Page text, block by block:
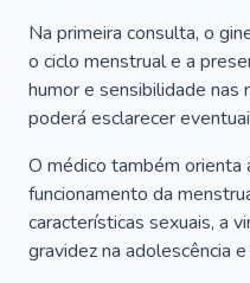
Na primeira consulta, o
o ciclo menstrual e a
humor e sensibilidade nas
poderá esclarecer
O médico também orienta
funcionamento da
características sexuais, a
gravidez na adolescência